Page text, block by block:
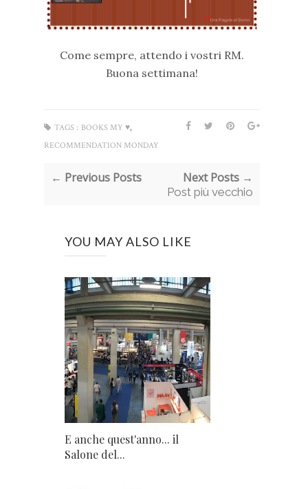
Come sempre, attendo i vostri RM.
Buona settimana!
TAGS : BOOKS MY ♥,
RECOMMENDATION MONDAY
← Previous Posts Next Posts →
Post più vecchio
YOU MAY ALSO LIKE
E anche quest'anno... il
Salone del...